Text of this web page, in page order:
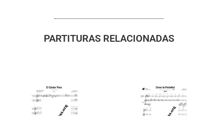
PARTITURAS RELACIONADAS